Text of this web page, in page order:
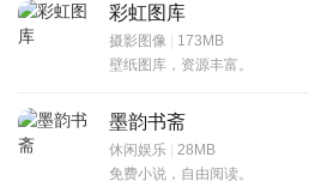
彩虹图库
摄影图像 | 173MB
壁纸图库，资源丰富。
墨韵书斋
休闲娱乐 | 28MB
免费小说，自由阅读。